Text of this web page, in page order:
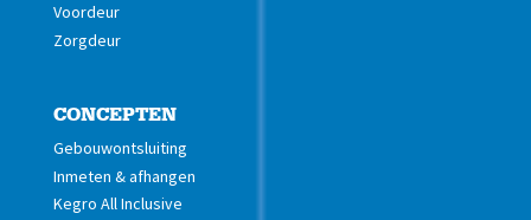
Voordeur
Zorgdeur
CONCEPTEN
Gebouwontsluiting
Inmeten & afhangen
Kegro All Inclusive